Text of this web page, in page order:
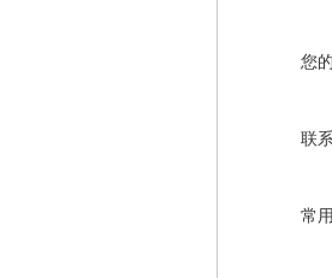
您
联
常